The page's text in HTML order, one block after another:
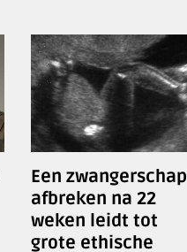
Een zwangerschap
afbreken na 22
weken leidt tot
grote ethische